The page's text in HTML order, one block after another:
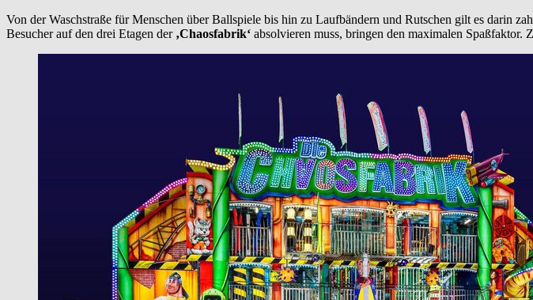
Von der Waschstraße für Menschen über Ballspiele bis hin zu Laufbändern und Rutschen gilt es darin
Besucher auf den drei Etagen der ‚Chaosfabrik‘ absolvieren muss, bringen den maximalen